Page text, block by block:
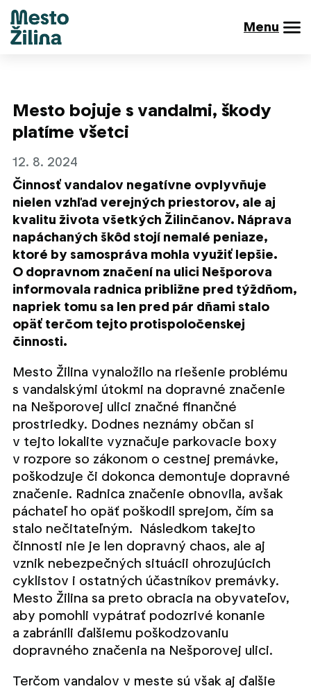
Menu
Mesto bojuje s vandalmi, škody
platíme všetci
12. 8. 2024
Činnosť vandalov negatívne ovplyvňuje
nielen vzhľad verejných priestorov, ale aj
kvalitu života všetkých Žilinčanov. Náprava
napáchaných škôd stojí nemalé peniaze,
ktoré by samospráva mohla využiť lepšie.
O dopravnom značení na ulici Nešporova
informovala radnica približne pred týždňom,
napriek tomu sa len pred pár dňami stalo
opäť terčom tejto protispoločenskej
činnosti.
Mesto Žilina vynaložilo na riešenie problému
s vandalskými útokmi na dopravné značenie
na Nešporovej ulici značné finančné
prostriedky. Dodnes neznámy občan si
v tejto lokalite vyznačuje parkovacie boxy
v rozpore so zákonom o cestnej premávke,
poškodzuje či dokonca demontuje dopravné
značenie. Radnica značenie obnovila, avšak
páchateľ ho opäť poškodil sprejom, čím sa
stalo nečitateľným. Následkom takejto
činnosti nie je len dopravný chaos, ale aj
vznik nebezpečných situácii ohrozujúcich
cyklistov i ostatných účastníkov premávky.
Mesto Žilina sa preto obracia na obyvateľov,
aby pomohli vypátrať podozrivé konanie
a zabránili ďalšiemu poškodzovaniu
dopravného značenia na Nešporovej ulici.
Terčom vandalov v meste sú však aj ďalšie